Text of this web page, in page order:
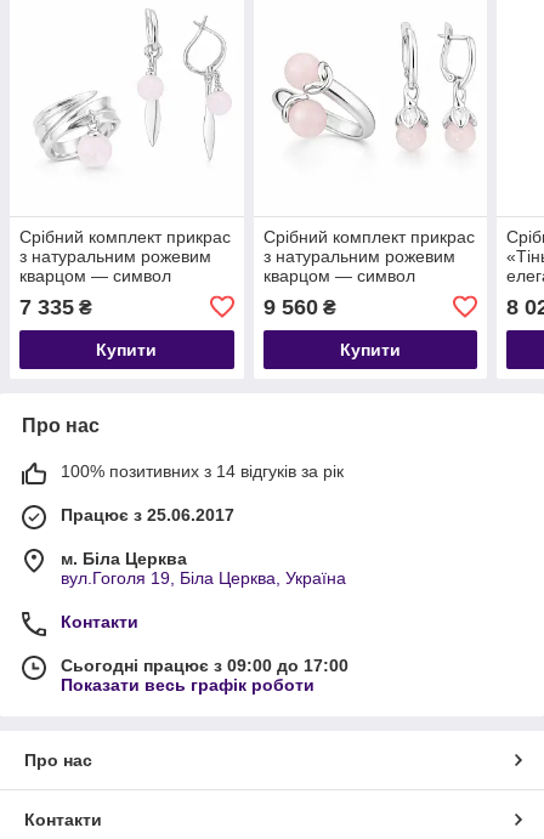
Срібний комплект прикрас
з натуральним рожевим
кварцом — символ
жіночої енергії 💗
7 335 ₴
Купити
Срібний комплект прикрас
з натуральним рожевим
кварцом — символ
жіночої енергії 💗
9 560₴
Купити
8
Про нас
100% позитивних з 14 відгуків за рік
Працює з 25.06.2017
м. Біла Церква
вул.Гоголя 19, Біла Церква, Україна
Контакти
Сьогодні працює з 09:00 до 17:00
Показати весь графік роботи
Про нас
Контакти